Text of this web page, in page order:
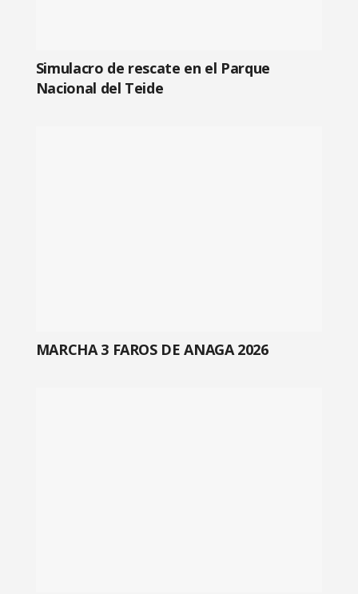
Simulacro de rescate en el Parque
Nacional del Teide
MARCHA 3 FAROS DE ANAGA 2026